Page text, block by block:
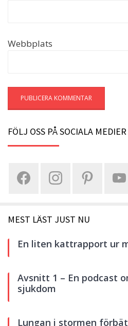
Webbplats
FÖLJ OSS PÅ SOCIALA MEDIER
MEST LÄST JUST NU
En liten kattrapport ur
Avsnitt 1 – En podcast
sjukdom
Lungan i stormen